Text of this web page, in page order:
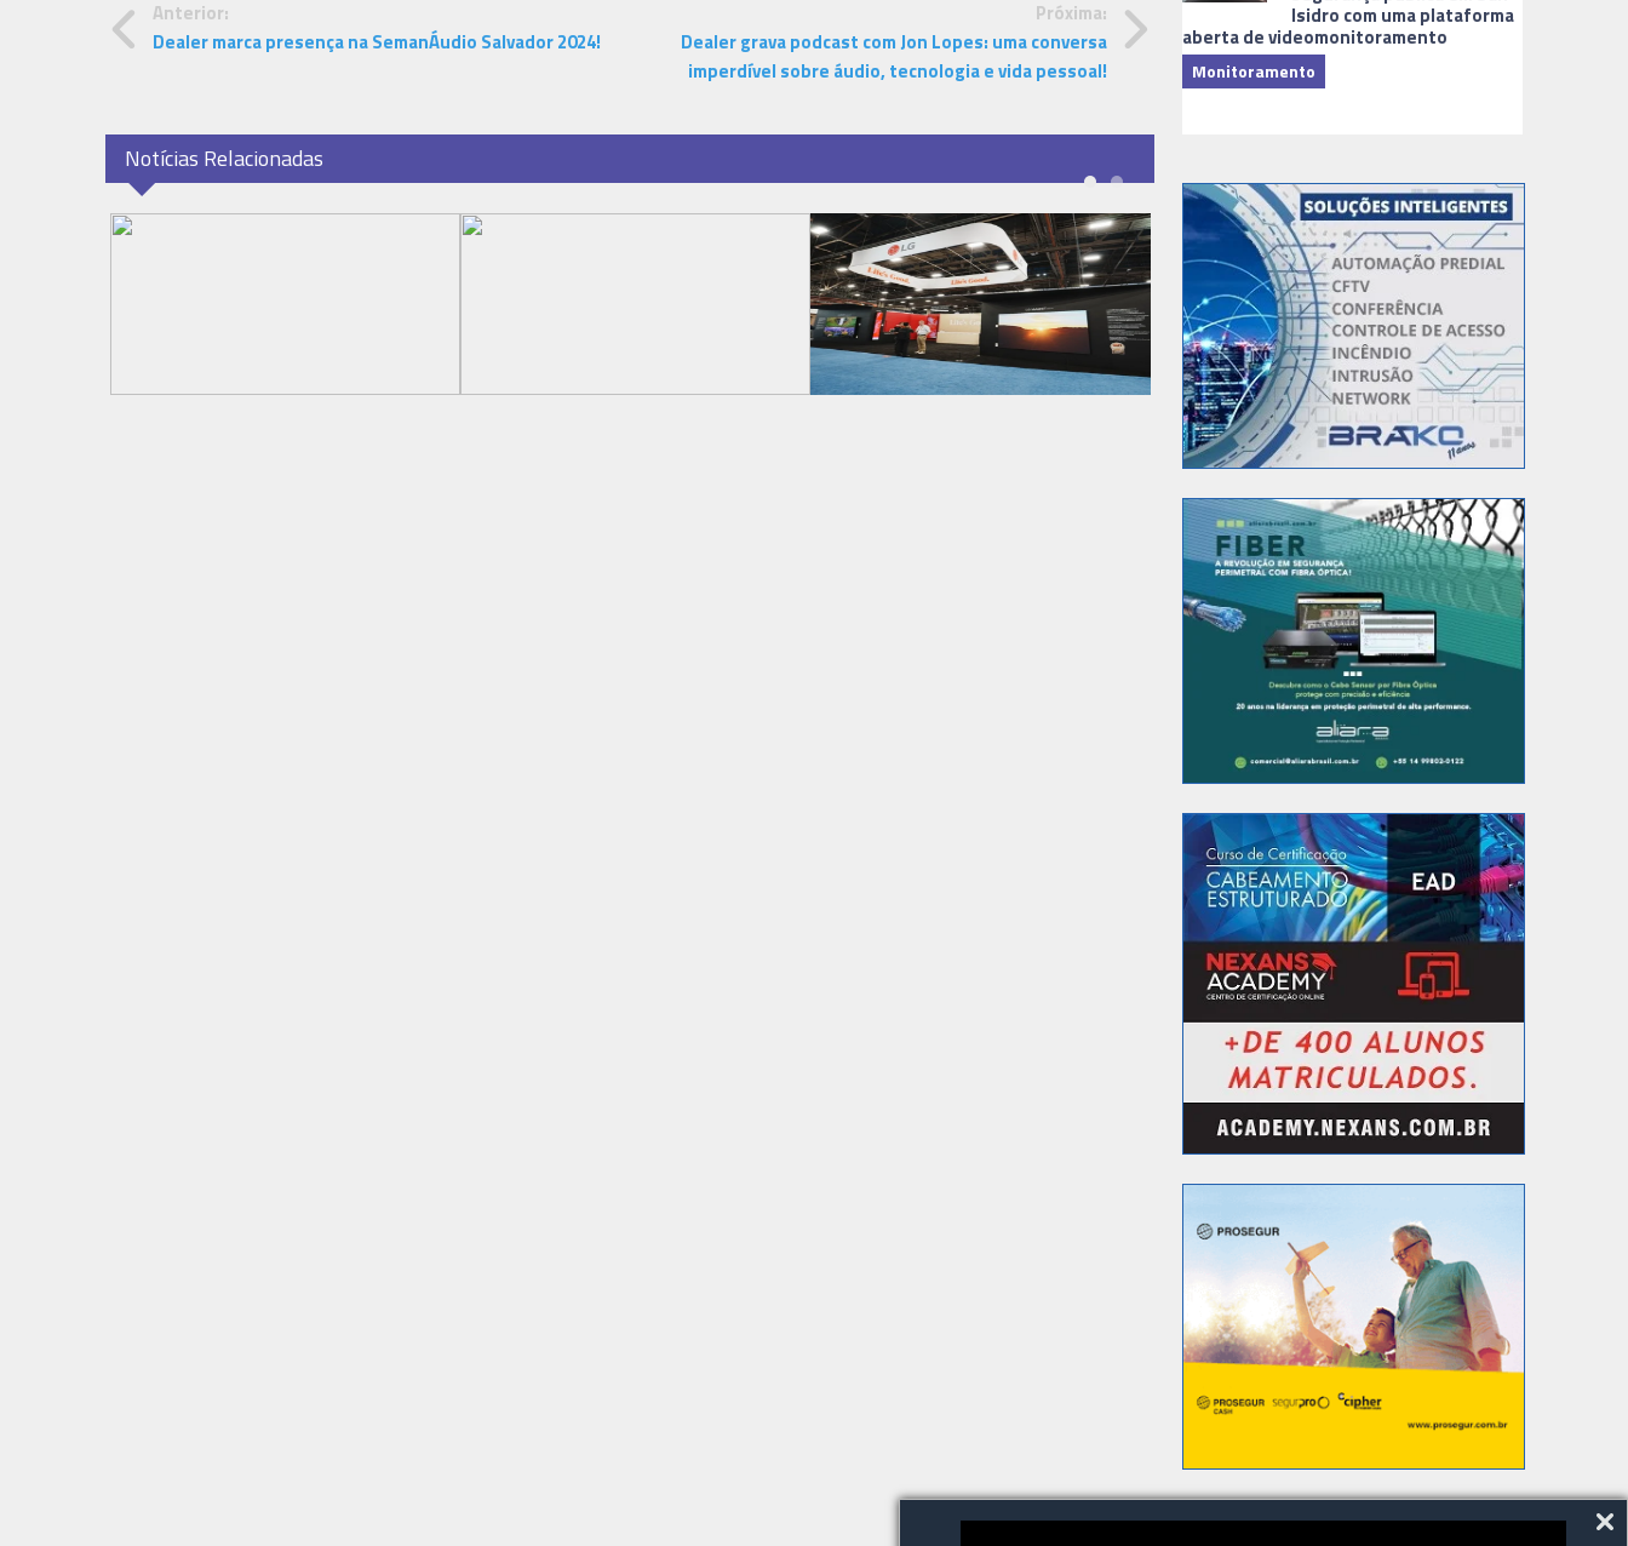
Anterior:
Dealer marca presença na SemanÁudio Salvador 2024!
Próxima:
Dealer grava podcast com Jon Lopes: uma conversa
imperdível sobre áudio, tecnologia e vida pessoal!
Notícias Relacionadas
Isidro com uma plataforma
aberta de videomonitoramento
Monitoramento